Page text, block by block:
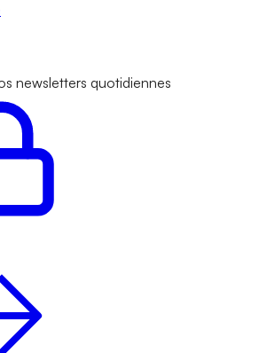
newsletters quotidiennes